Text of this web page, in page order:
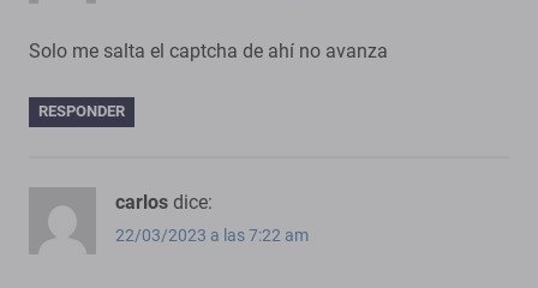
Solo me salta el captcha de ahí no avanza
RESPONDER
carlos dice:
22/03/2023 a las 7:22 am